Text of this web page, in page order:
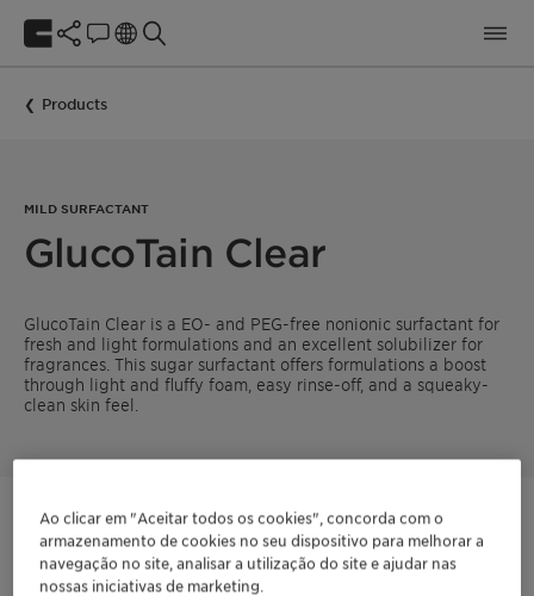
Products
MILD SURFACTANT
GlucoTain Clear
GlucoTain Clear is a EO- and PEG-free nonionic surfactant for
fresh and light formulations and an excellent solubilizer for
fragrances. This sugar surfactant offers formulations a boost
through light and fluffy foam, easy rinse-off, and a squeaky-
clean skin feel.
Entre em contato
Solicitar amostra
Ao clicar em "Aceitar todos os cookies", concorda com o
armazenamento de cookies no seu dispositivo para melhorar a
navegação no site, analisar a utilização do site e ajudar nas
nossas iniciativas de marketing.